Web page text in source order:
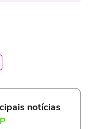
notícias